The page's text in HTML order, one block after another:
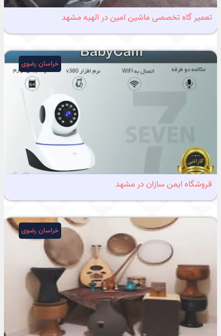
تعمیر گاه تخصصی ماشین امین در الهیه مشهد
خراسان رضوی
فروشگاه ایمن سازان در مشهد
خراسان رضوی